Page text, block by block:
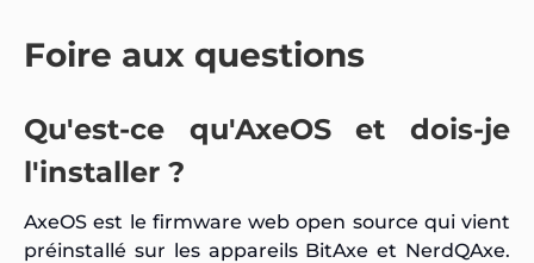
Foire aux questions
Qu'est-ce qu'AxeOS et dois-je
l'installer ?
AxeOS est le firmware web open source qui vient
préinstallé sur les appareils BitAxe et NerdQAxe.